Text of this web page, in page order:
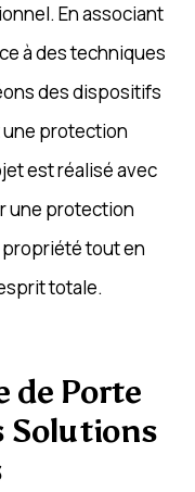
En associant
à des techniques
des dispositifs
protection
est réalisé avec
une protection
tout en
totale.
de Porte
Solutions